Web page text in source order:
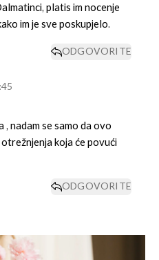
platis im nocenje
im je sve poskupjelo.
ODGOVORITE
, nadam se samo da ovo
koja će povući
ODGOVORITE